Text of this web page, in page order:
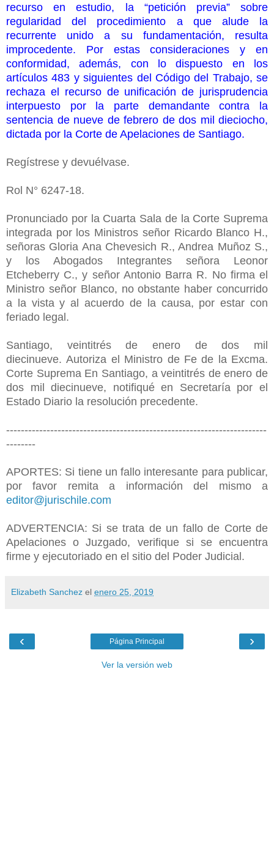
recurso en estudio, la “petición previa” sobre
regularidad del procedimiento a que alude la
recurrente unido a su fundamentación, resulta
improcedente. Por estas consideraciones y en
conformidad, además, con lo dispuesto en los
artículos 483 y siguientes del Código del Trabajo, se
rechaza el recurso de unificación de jurisprudencia
interpuesto por la parte demandante contra la
sentencia de nueve de febrero de dos mil dieciocho,
dictada por la Corte de Apelaciones de Santiago.
Regístrese y devuélvase.
Rol N° 6247-18.
Pronunciado por la Cuarta Sala de la Corte Suprema
integrada por los Ministros señor Ricardo Blanco H.,
señoras Gloria Ana Chevesich R., Andrea Muñoz S.,
y los Abogados Integrantes señora Leonor
Etcheberry C., y señor Antonio Barra R. No firma el
Ministro señor Blanco, no obstante haber concurrido
a la vista y al acuerdo de la causa, por estar con
feriado legal.
Santiago, veintitrés de enero de dos mil
diecinueve.Autoriza el Ministro de Fe de la Excma.
Corte Suprema En Santiago, a veintitrés de enero de
dos mil diecinueve, notifiqué en Secretaría por el
Estado Diario la resolución precedente.
-----------------------------------------------------------------------
--------
APORTES: Si tiene un fallo interesante para publicar,
por favor remita a información del mismo a
editor@jurischile.com
ADVERTENCIA: Si se trata de un fallo de Corte de
Apelaciones o Juzgado, verifique si se encuentra
firme y ejecutoriado en el sitio del Poder Judicial.
Elizabeth Sanchez el enero 25, 2019
‹ ›
Página Principal
Ver la versión web